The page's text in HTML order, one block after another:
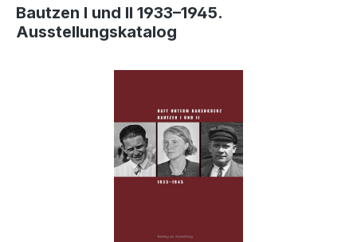
Bautzen I und II 1933–1945.
Ausstellungskatalog